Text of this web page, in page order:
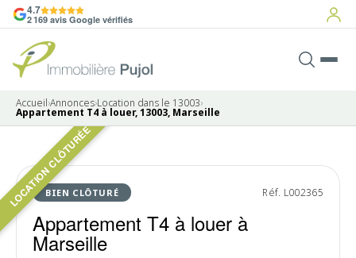
4.7
2 169 avis Google vérifiés
Accueil›Annonces›Location dans le 13003›
Appartement T4 à louer, 13003, Marseille
LOCATION CLÔTURÉE
BIEN CLÔTURÉ Réf. L002365
Appartement T4 à louer à
Marseille
Pas de photo disponible
LOUÉ